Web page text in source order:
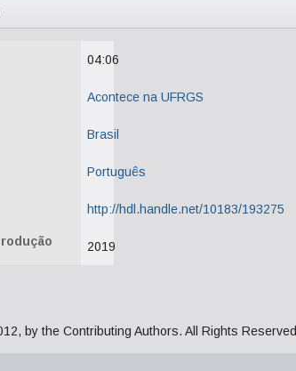
04:06
Acontece na UFRGS
Brasil
Português
http://hdl.handle.net/10183/193275
2019
by the Contributing Authors. All Rights Reserved